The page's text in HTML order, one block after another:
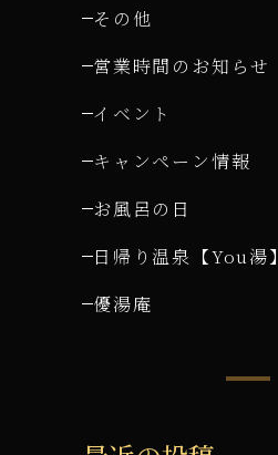
その他
営業時間のお知らせ
イベント
キャンペーン情報
お風呂の日
日帰り温泉【You湯】
優湯庵